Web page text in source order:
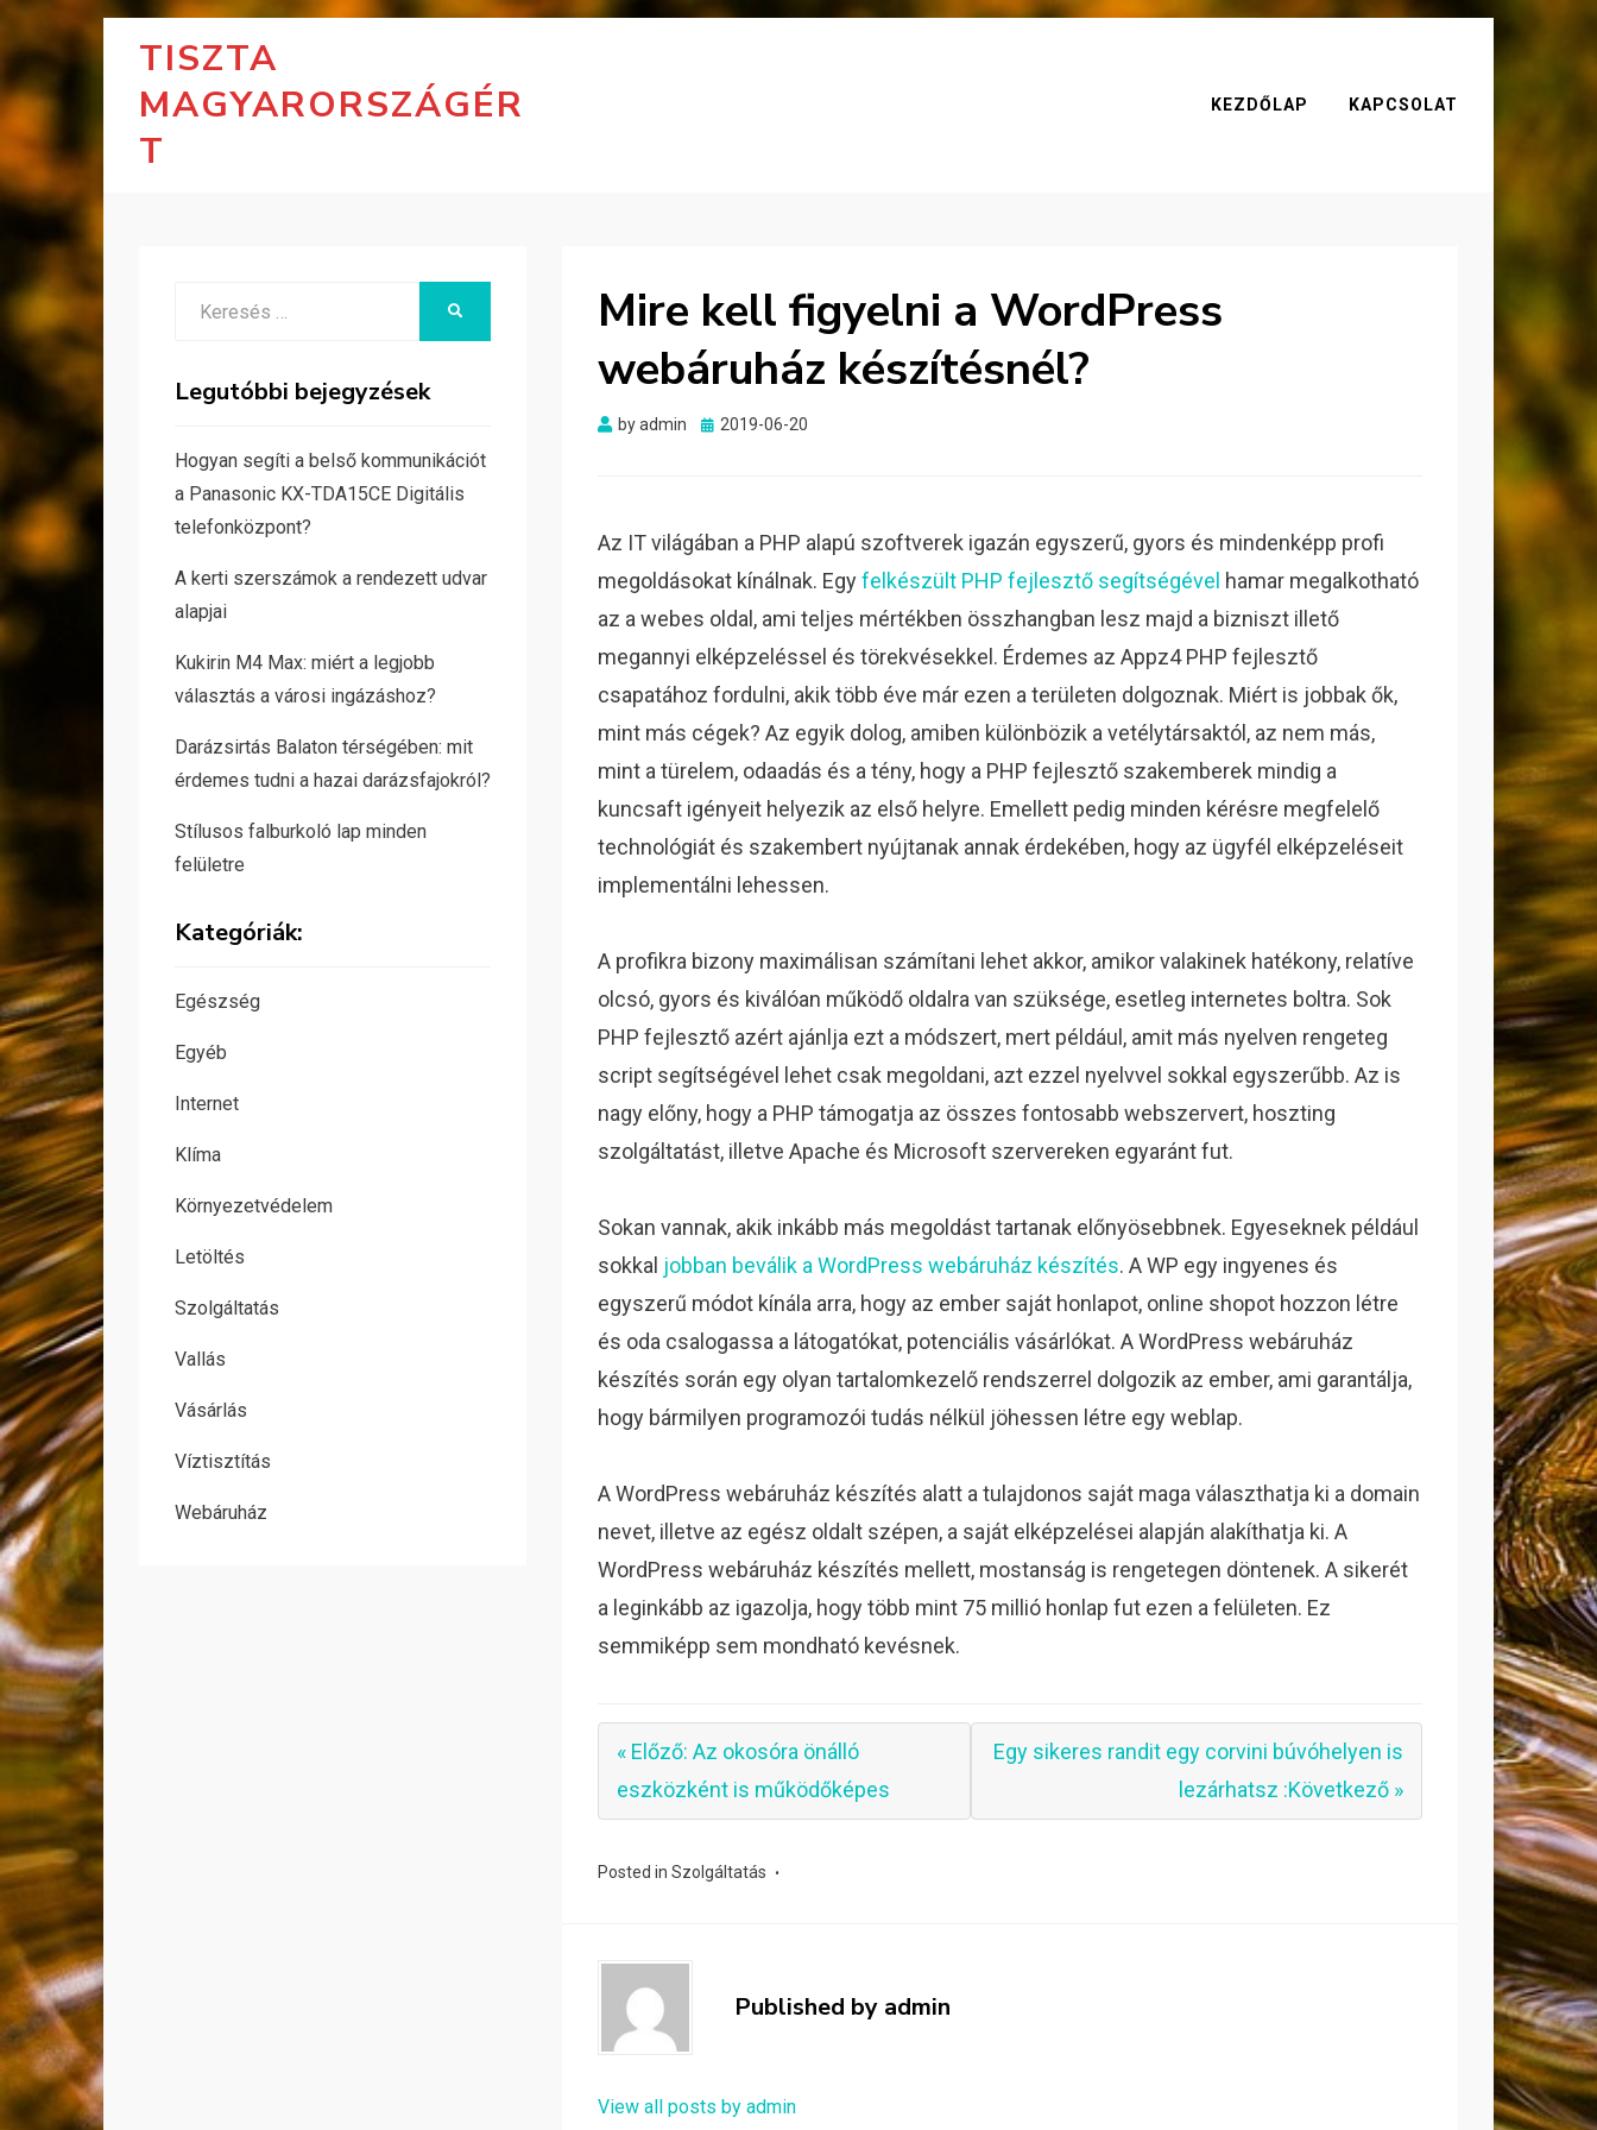
TISZTA
MAGYARORSZÁGÉR
T
KEZDŐLAP KAPCSOLAT
Mire kell figyelni a WordPress
webáruház készítésnél?
byadmin
Posted
2019-06-20
Az IT világában a PHP alapú szoftverek igazán egyszerű, gyors és mindenképp profi
megoldásokat kínálnak. Egyfelkészült PHP fejlesztő segítségével hamar megalkotható
az a webes oldal, ami teljes mértékben összhangban lesz majd a bizniszt illető
megannyi elképzeléssel és törekvésekkel. Érdemes az Appz4 PHP fejlesztő
csapatához fordulni, akik több éve már ezen a területen dolgoznak. Miért is jobbak ők,
mint más cégek? Az egyik dolog, amiben különbözik a vetélytársaktól, az nem más,
mint a türelem, odaadás és a tény, hogy a PHP fejlesztő szakemberek mindig a
kuncsaft igényeit helyezik az első helyre. Emellett pedig minden kérésre megfelelő
technológiát és szakembert nyújtanak annak érdekében, hogy az ügyfél elképzeléseit
implementálni lehessen.
A profikra bizony maximálisan számítani lehet akkor, amikor valakinek hatékony, relatíve
olcsó, gyors és kiválóan működő oldalra van szüksége, esetleg internetes boltra. Sok
PHP fejlesztő azért ajánlja ezt a módszert, mert például, amit más nyelven rengeteg
script segítségével lehet csak megoldani, azt ezzel nyelvvel sokkal egyszerűbb. Az is
nagy előny, hogy a PHP támogatja az összes fontosabb webszervert, hoszting
szolgáltatást, illetve Apache és Microsoft szervereken egyaránt fut.
Sokan vannak, akik inkább más megoldást tartanak előnyösebbnek. Egyeseknek például
sokkal jobban beválik a WordPress webáruház készítés. A WP egy ingyenes és
egyszerű módot kínála arra, hogy az ember saját honlapot, online shopot hozzon létre
és oda csalogassa a látogatókat, potenciális vásárlókat. A WordPress webáruház
készítés során egy olyan tartalomkezelő rendszerrel dolgozik az ember, ami garantálja,
hogy bármilyen programozói tudás nélkül jöhessen létre egy weblap.
A WordPress webáruház készítés alatt a tulajdonos saját maga választhatja ki a domain
nevet, illetve az egész oldalt szépen, a saját elképzelései alapján alakíthatja ki. A
WordPress webáruház készítés mellett, mostanság is rengetegen döntenek. A sikerét
a leginkább az igazolja, hogy több mint 75 millió honlap fut ezen a felületen. Ez
semmiképp sem mondható kevésnek.
« Előző: Az okosóra önálló
eszközként is működőképes
Egy sikeres randit egy corvini búvóhelyen is
lezárhatsz :Következő »
Posted inSzolgáltatás
Published by admin
View all posts by admin
Legutóbbi bejegyzések
Hogyan segíti a belső kommunikációt
a Panasonic KX-TDA15CE Digitális
telefonközpont?
A kerti szerszámok a rendezett udvar
alapjai
Kukirin M4 Max: miért a legjobb
választás a városi ingázáshoz?
Darázsirtás Balaton térségében: mit
érdemes tudni a hazai darázsfajokról?
Stílusos falburkoló lap minden
felületre
Kategóriák:
Egészség
Egyéb
Internet
Klíma
Környezetvédelem
Letöltés
Szolgáltatás
Vallás
Vásárlás
Víztisztítás
Webáruház